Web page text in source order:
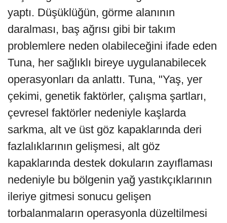
yaptı. Düşüklüğün, görme alanının
daralması, baş ağrısı gibi bir takım
problemlere neden olabileceğini ifade eden
Tuna, her sağlıklı bireye uygulanabilecek
operasyonları da anlattı. Tuna, "Yaş, yer
çekimi, genetik faktörler, çalışma şartları,
çevresel faktörler nedeniyle kaşlarda
sarkma, alt ve üst göz kapaklarında deri
fazlalıklarının gelişmesi, alt göz
kapaklarında destek dokuların zayıflaması
nedeniyle bu bölgenin yağ yastıkçıklarının
ileriye gitmesi sonucu gelişen
torbalanmaların operasyonla düzeltilmesi